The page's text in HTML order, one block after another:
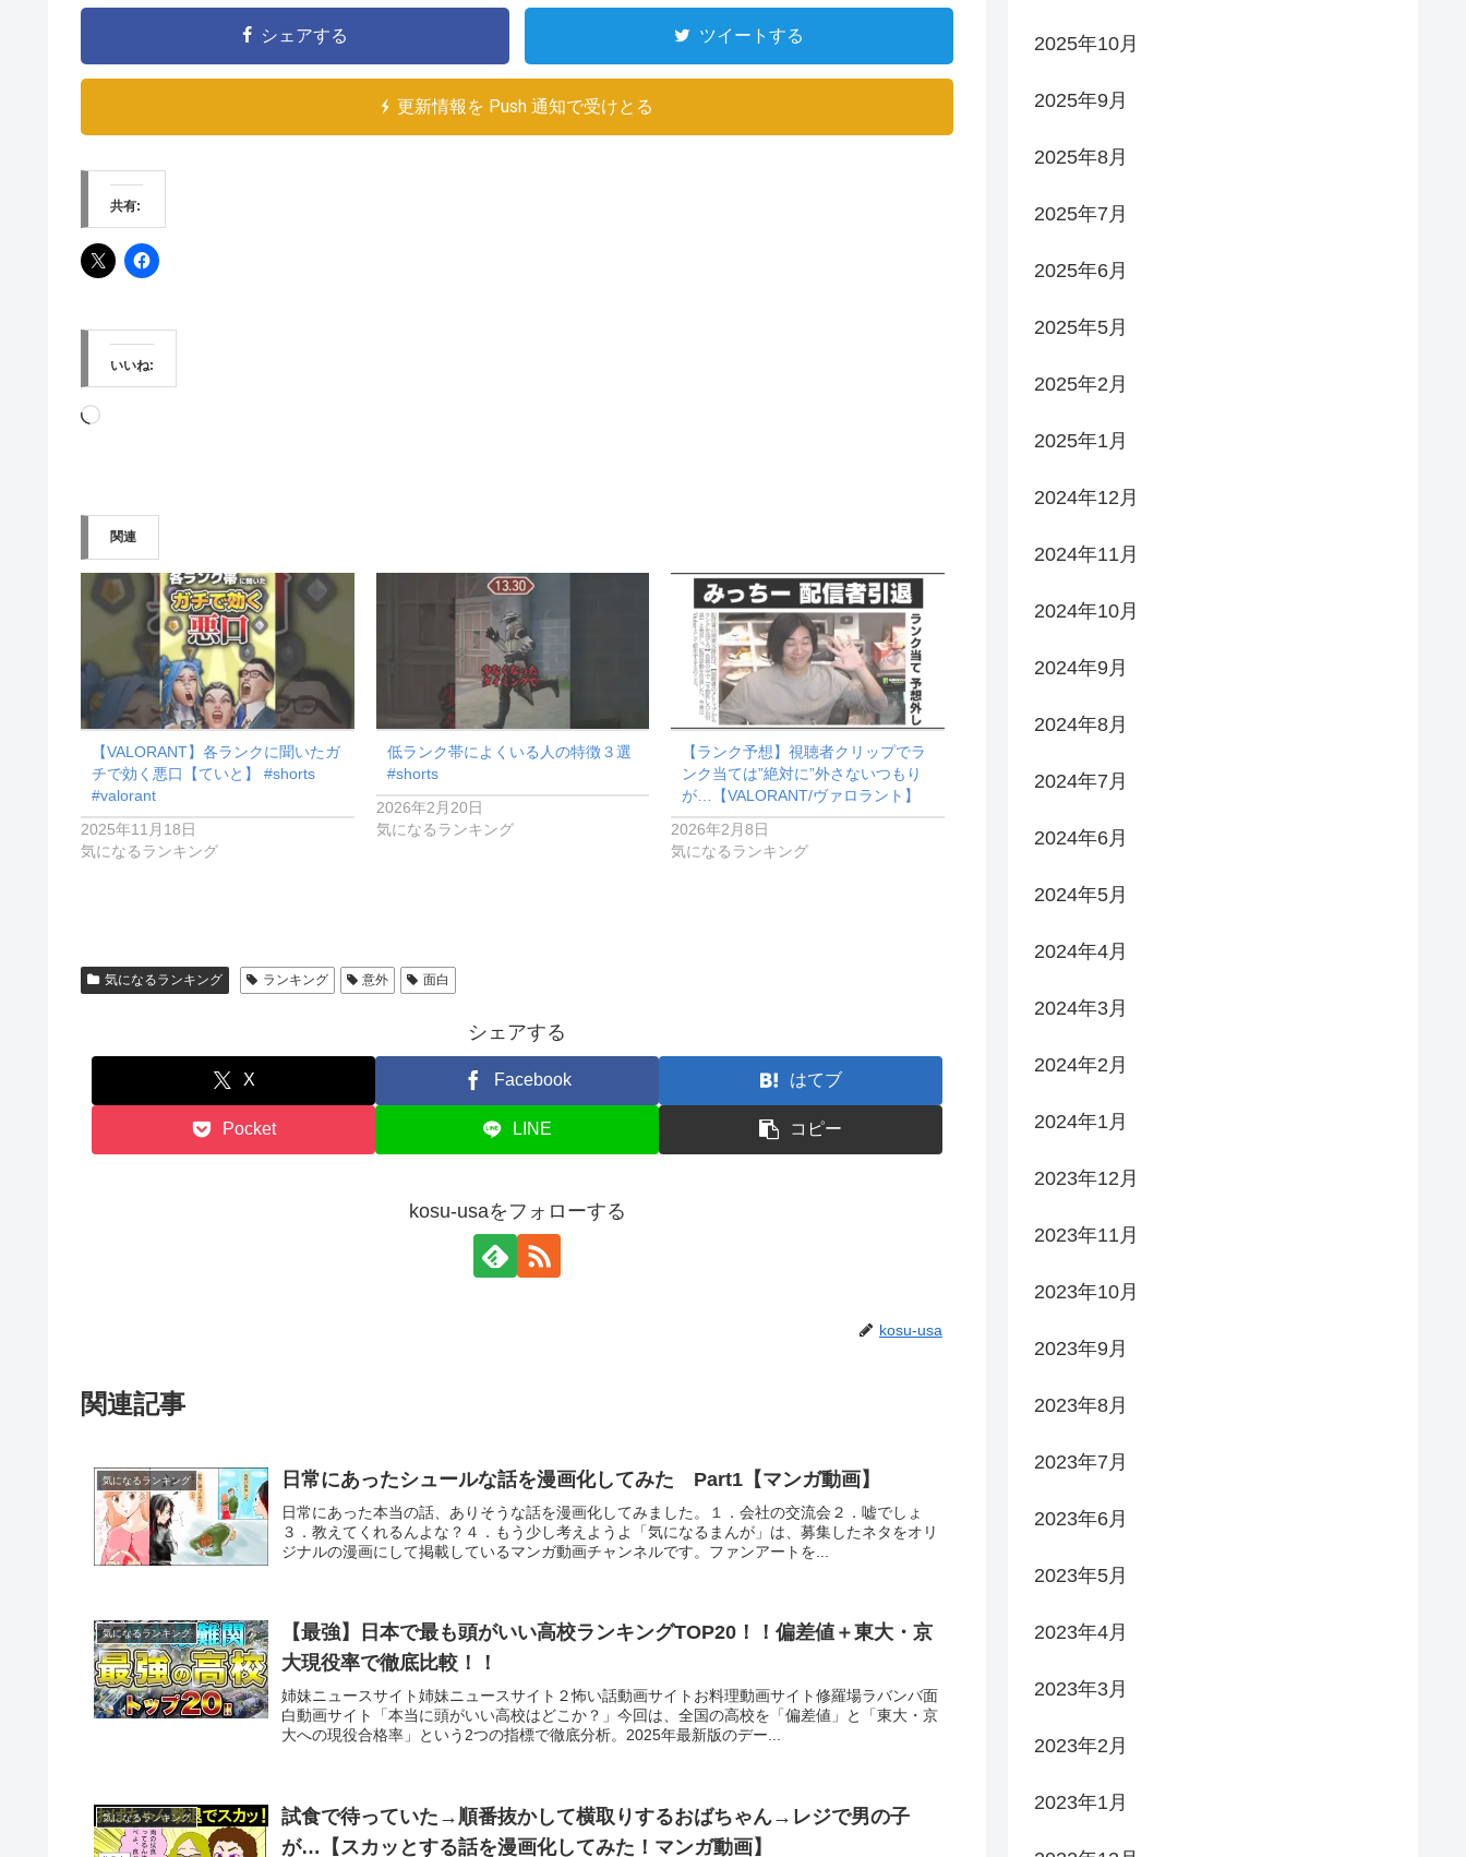
シェアする ツイートする
更新情報を Push 通知で受けとる
共有:
いいね:
読
み
中…
関連
【VALORANT】各ランクに聞いたガ
チで効く悪口【ていと】 #shorts
#valorant
2025年11月18日
気になるランキング
低ランク帯によくいる人の特徴３選
#shorts
2026年2月20日
気になるランキング
【ランク予想】視聴者クリップでラ
ンク当ては”絶対に”外さないつもり
が…【VALORANT/ヴァロラント】
2026年2月8日
気になるランキング
気になるランキング ランキング 意外 面白
シェアする
X Facebook はてブ
Pocket LINE コピー
kosu-usaをフォローする
kosu-usa
関連記事
気になるランキング 日常にあったシュールな話を漫画化してみた Part1【マンガ動画】
日常にあった本当の話、ありそうな話を漫画化してみました。１．会社の交流会２．嘘でしょ
３．教えてくれるんよな？４．もう少し考えようよ「気になるまんが」は、募集したネタをオリ
ジナルの漫画にして掲載しているマンガ動画チャンネルです。ファンアートを...
気になるランキング
【最強】日本で最も頭がいい高校ランキングTOP20！！偏差値＋東大・京
大現役率で徹底比較！！
姉妹ニュースサイト姉妹ニュースサイト２怖い話動画サイトお料理動画サイト修羅場ラバンバ面
白動画サイト「本当に頭がいい高校はどこか？」今回は、全国の高校を「偏差値」と「東大・京
大への現役合格率」という2つの指標で徹底分析。2025年最新版のデー...
気になるランキング
試食で待っていた→順番抜かして横取りするおばちゃん→レジで男の子
が…【スカッとする話を漫画化してみた！マンガ動画】
2025年10月
2025年9月
2025年8月
2025年7月
2025年6月
2025年5月
2025年2月
2025年1月
2024年12月
2024年11月
2024年10月
2024年9月
2024年8月
2024年7月
2024年6月
2024年5月
2024年4月
2024年3月
2024年2月
2024年1月
2023年12月
2023年11月
2023年10月
2023年9月
2023年8月
2023年7月
2023年6月
2023年5月
2023年4月
2023年3月
2023年2月
2023年1月